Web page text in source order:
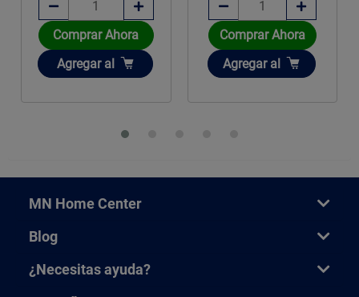
Comprar Ahora
Añadir
Agregar al
Comprar Ahora
Añadir
Agregar al
MN Home Center
Blog
¿Necesitas ayuda?